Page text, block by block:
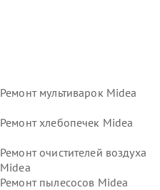
Ремонт мультиварок Midea
Ремонт хлебопечек Midea
Ремонт очистителей воздуха
Midea
Ремонт пылесосов Midea